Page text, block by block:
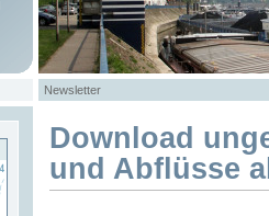
Newsletter
Download
und Abflüsse